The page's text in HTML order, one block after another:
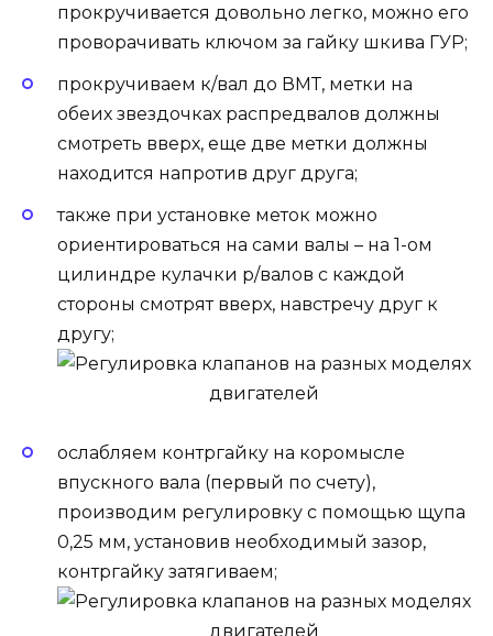
прокручивается довольно легко, можно его
проворачивать ключом за гайку шкива ГУР;
прокручиваем к/вал до ВМТ, метки на
обеих звездочках распредвалов должны
смотреть вверх, еще две метки должны
находится напротив друг друга;
также при установке меток можно
ориентироваться на сами валы – на 1-ом
цилиндре кулачки р/валов с каждой
стороны смотрят вверх, навстречу друг к
другу;
ослабляем контргайку на коромысле
впускного вала (первый по счету),
производим регулировку с помощью щупа
0,25 мм, установив необходимый зазор,
контргайку затягиваем;